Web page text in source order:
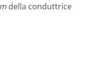
della conduttrice